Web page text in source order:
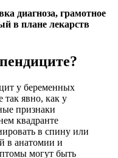
диагноза, грамотное
в плане лекарств
у беременных
явно, как у
признаки
квадранте
в спину или
в анатомии и
могут быть